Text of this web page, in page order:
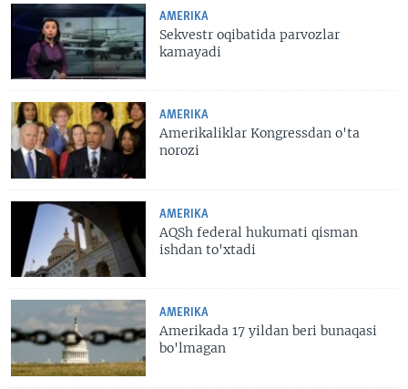
AMERIKA
Sekvestr oqibatida parvozlar
kamayadi
AMERIKA
Amerikaliklar Kongressdan o'ta
norozi
AMERIKA
AQSh federal hukumati qisman
ishdan to'xtadi
AMERIKA
Amerikada 17 yildan beri bunaqasi
bo'lmagan